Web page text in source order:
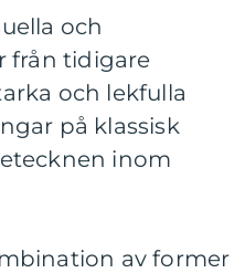
och
från tidigare
och lekfulla
på klassisk
inom
av former